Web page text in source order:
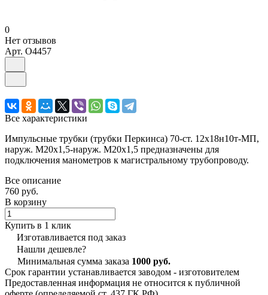
0
Нет отзывов
Арт. O4457
Все характеристики
Импульсные трубки (трубки Перкинса) 70-ст. 12х18н10т-МП,
наруж. М20х1,5-наруж. М20х1,5 предназначены для
подключения манометров к магистральному трубопроводу.
Все описание
760 руб.
В корзину
Купить в 1 клик
Изготавливается под заказ
Нашли дешевле?
Минимальная сумма заказа 1000 руб.
Срок гарантии устанавливается заводом - изготовителем
Предоставленная информация не относится к публичной